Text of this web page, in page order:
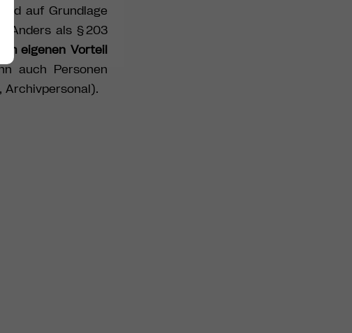
auf Grundlage
Anders als § 203
eigenen Vorteil
auch Personen